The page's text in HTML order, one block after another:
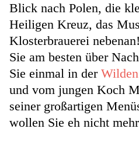
Blick nach Polen, die
Heiligen Kreuz, das
Klosterbrauerei
Sie am besten über
Sie einmal in der
und vom jungen Koch
seiner großartigen
wollen Sie eh nicht